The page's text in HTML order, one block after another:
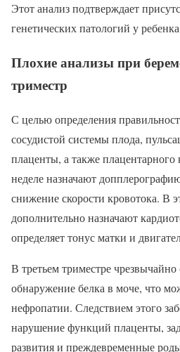
Этот анализ подтверждает
генетических патологий у
Плохие анализы при
триместр
С целью определения
сосудистой системы плода,
плаценты, а также
неделе назначают
снижение скорости кровотока. В
дополнительно назначают
определяет тонус матки и
В третьем триместре
обнаружение белка в моче, что
нефропатии. Следствием этого
нарушение функций плаценты,
развития и преждевременные